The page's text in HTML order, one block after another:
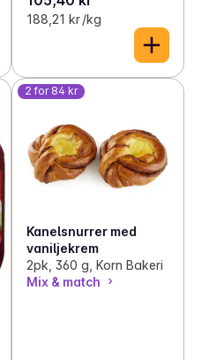
188,21 kr /kg
2 for 84 kr
Kanelsnurrer med
vaniljekrem
2pk, 360 g, Korn Bakeri
Mix & match